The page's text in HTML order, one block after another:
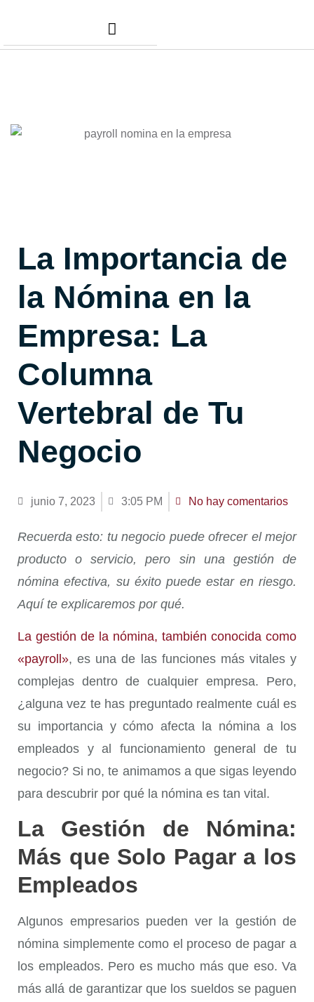
La Importancia de
la Nómina en la
Empresa: La
Columna
Vertebral de Tu
Negocio
junio 7, 2023 3:05 PM No hay comentarios
Recuerda esto: tu negocio puede ofrecer el mejor
producto o servicio, pero sin una gestión de
nómina efectiva, su éxito puede estar en riesgo.
Aquí te explicaremos por qué.
La gestión de la nómina, también conocida como
«payroll», es una de las funciones más vitales y
complejas dentro de cualquier empresa. Pero,
¿alguna vez te has preguntado realmente cuál es
su importancia y cómo afecta la nómina a los
empleados y al funcionamiento general de tu
negocio? Si no, te animamos a que sigas leyendo
para descubrir por qué la nómina es tan vital.
La Gestión de Nómina:
Más que Solo Pagar a los
Empleados
Algunos empresarios pueden ver la gestión de
nómina simplemente como el proceso de pagar a
los empleados. Pero es mucho más que eso. Va
más allá de garantizar que los sueldos se paguen